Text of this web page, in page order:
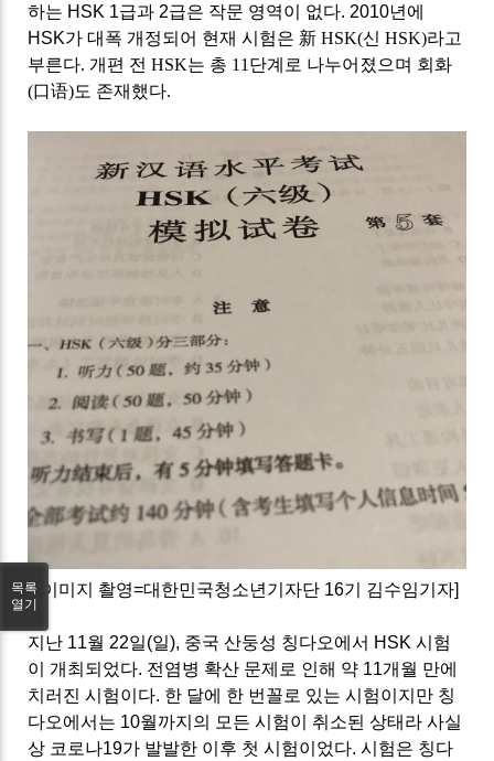
하는 HSK 1급과 2급은 작문 영역이 없다. 2010년에
HSK가 대폭 개정되어 현재 시험은 新HSK(신HSK)라고
부른다.개편 전 HSK는 총 11 단계로 나누어졌으며 회화
(口语)도 존재했다.
[ 이미지 촬영=대한민국청소년기자단16기 김수임기자]
지난 11월 22일(일), 중국 산둥성 칭다오에서 HSK시험
이 개최되었다. 전염병 확산 문제로 인해 약 11개월 만에
치러진 시험이다. 한 달에 한 번꼴로 있는 시험이지만 칭
다오에서는 10월까지의 모든 시험이 취소된 상태라 사실
상 코로나19가 발발한 이후 첫 시험이었다.시험은 칭다
목록
열기